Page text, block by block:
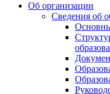
Об организации
Сведения об